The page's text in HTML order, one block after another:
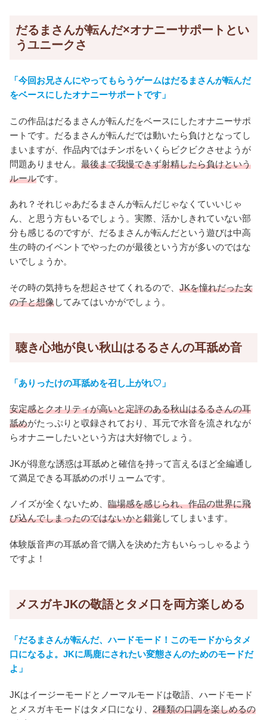
だるまさんが転んだ×オナニーサポートとい
うユニークさ
「今回お兄さんにやってもらうゲームはだるまさんが転んだ
をベースにしたオナニーサポートです」
この作品はだるまさんが転んだをベースにしたオナニーサポ
ートです。だるまさんが転んだでは動いたら負けとなってし
まいますが、作品内ではチンポをいくらビクビクさせようが
問題ありません。 最後まで我慢できず射精したら負けという
ルールです。
あれ？それじゃあだるまさんが転んだじゃなくていいじゃ
ん、と思う方もいるでしょう。実際、活かしきれていない部
分も感じるのですが、だるまさんが転んだという遊びは中高
生の時のイベントでやったのが最後という方が多いのではな
いでしょうか。
その時の気持ちを想起させてくれるので、 JKを憧れだった女
の子と想像してみてはいかがでしょう。
聴き心地が良い秋山はるるさんの耳舐め音
「ありったけの耳舐めを召し上がれ♡」
安定感とクオリティが高いと定評のある秋山はるるさんの耳
舐めがたっぷりと収録されており、耳元で水音を流されなが
らオナニーしたいという方は大好物でしょう。
JKが得意な誘惑は耳舐めと確信を持って言えるほど全編通し
て満足できる耳舐めのボリュームです。
ノイズが全くないため、 臨場感を感じられ、作品の世界に飛
び込んでしまったのではないかと錯覚してしまいます。
体験版音声の耳舐め音で購入を決めた方もいらっしゃるよう
ですよ！
メスガキJKの敬語とタメ口を両方楽しめる
「だるまさんが転んだ、ハードモード！このモードからタメ
口になるよ。JKに馬鹿にされたい変態さんのためのモードだ
よ」
JKはイージーモードとノーマルモードは敬語、ハードモード
とメスガキモードはタメ口になり、 2種類の口調を楽しめるの